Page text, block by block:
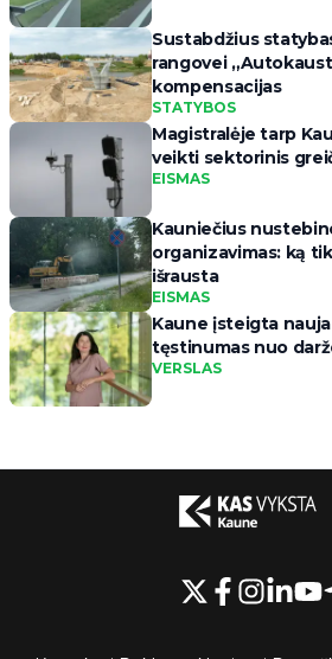
Sustabdžius
rangovei
kompensacijas
STATYBOS
Magistralėje tarp
veikti sektorinis
EISMAS
Kauniečius
organizavimas: ką
išrausta
EISMAS
Kaune įsteigta
tęstinumas nuo
VERSLAS